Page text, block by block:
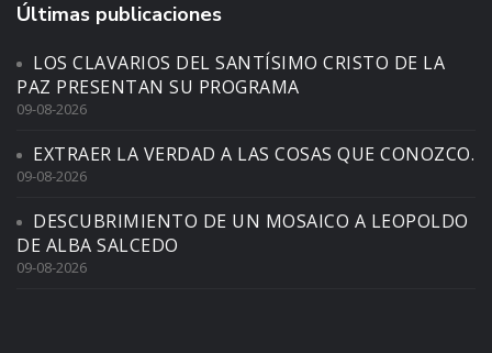
Últimas publicaciones
LOS CLAVARIOS DEL SANTÍSIMO CRISTO DE LA
PAZ PRESENTAN SU PROGRAMA
09-08-2026
EXTRAER LA VERDAD A LAS COSAS QUE CONOZCO.
09-08-2026
DESCUBRIMIENTO DE UN MOSAICO A LEOPOLDO
DE ALBA SALCEDO
09-08-2026